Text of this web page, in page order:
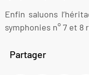
Enfin saluons
symphonies n° 7 et
Partager